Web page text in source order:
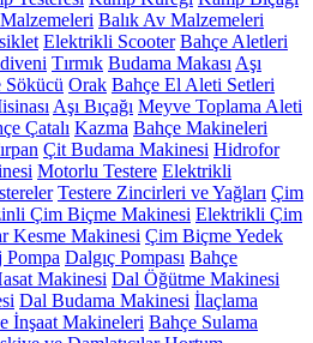
Balık Av Malzemeleri
Elektrikli Scooter Bahçe Aletleri
Tırmık Budama Makası Aşı
Orak Bahçe El Aleti Setleri
Aşı Bıçağı Meyve Toplama Aleti
Çatalı Kazma Bahçe Makineleri
Çit Budama Makinesi Hidrofor
Motorlu Testere Elektrikli
Testere Zincirleri ve Yağları Çim
Çim Biçme Makinesi Elektrikli Çim
Kesme Makinesi Çim Biçme Yedek
Pompa Dalgıç Pompası Bahçe
Makinesi Dal Öğütme Makinesi
Dal Budama Makinesi İlaçlama
İnşaat Makineleri Bahçe Sulama